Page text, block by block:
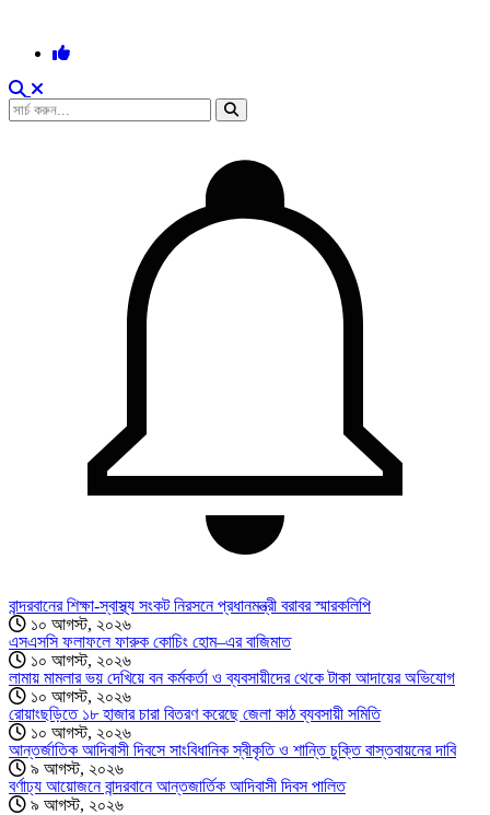
বান্দরবানের শিক্ষা-স্বাস্থ্য সংকট নিরসনে প্রধানমন্ত্রী বরাবর স্মারকলিপি
১০ আগস্ট, ২০২৬
এসএসসি ফলাফলে ফারুক কোচিং হোম–এর বাজিমাত
১০ আগস্ট, ২০২৬
লামায় মামলার ভয় দেখিয়ে বন কর্মকর্তা ও ব্যবসায়ীদের থেকে টাকা আদায়ের অভিযোগ
১০ আগস্ট, ২০২৬
রোয়াংছড়িতে ১৮ হাজার চারা বিতরণ করেছে জেলা কাঠ ব্যবসায়ী সমিতি
১০ আগস্ট, ২০২৬
আন্তর্জাতিক আদিবাসী দিবসে সাংবিধানিক স্বীকৃতি ও শান্তি চুক্তি বাস্তবায়নের দাবি
৯ আগস্ট, ২০২৬
বর্ণাঢ্য আয়োজনে বান্দরবানে আন্তজার্তিক আদিবাসী দিবস পালিত
৯ আগস্ট, ২০২৬